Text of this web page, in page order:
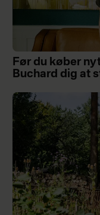
Før du køber
Buchard dig at